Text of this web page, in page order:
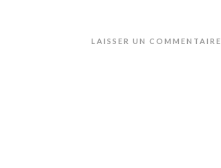
LAISSER UN COMMENTAIRE